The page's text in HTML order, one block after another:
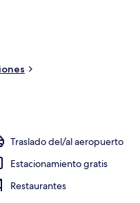
Traslado del/al aeropuerto
Estacionamiento gratis
Restaurantes